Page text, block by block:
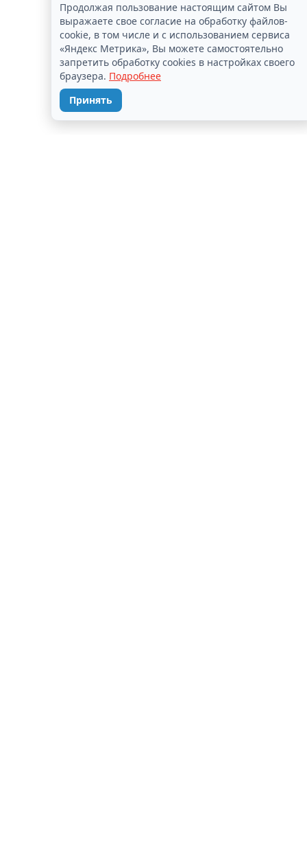
Продолжая пользование настоящим сайтом Вы
выражаете свое согласие на обработку файлов-
cookie, в том числе и с использованием сервиса
«Яндекс Метрика», Вы можете самостоятельно
запретить обработку cookies в настройках своего
браузера. Подробнее
Принять